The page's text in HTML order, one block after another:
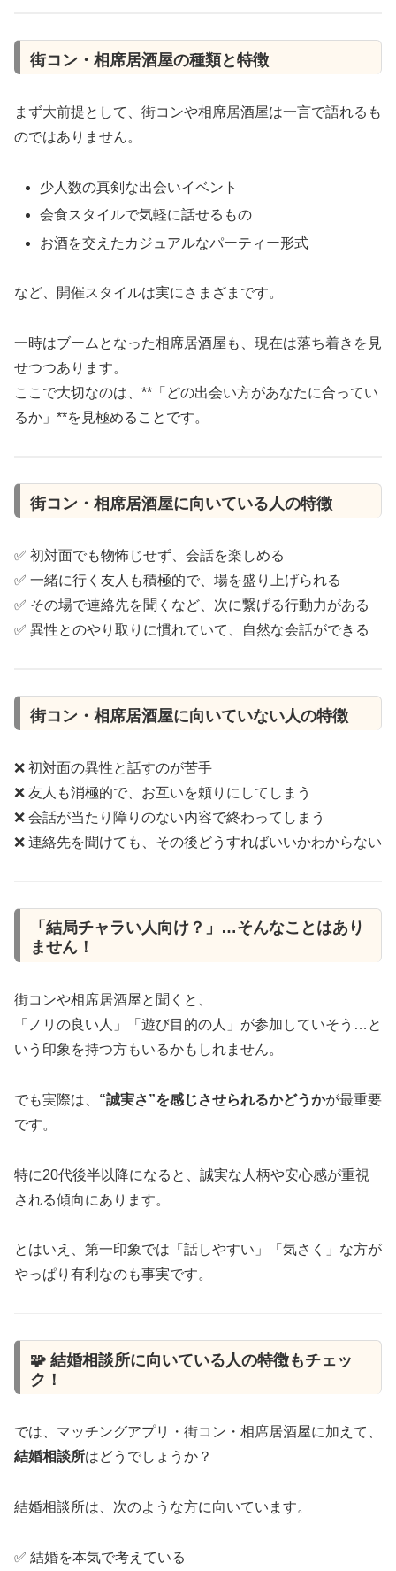
街コン・相席居酒屋の種類と特徴
まず大前提として、街コンや相席居酒屋は一言で語れるも
のではありません。
少人数の真剣な出会いイベント
会食スタイルで気軽に話せるもの
お酒を交えたカジュアルなパーティー形式
など、開催スタイルは実にさまざまです。
一時はブームとなった相席居酒屋も、現在は落ち着きを見
せつつあります。
ここで大切なのは、**「どの出会い方があなたに合ってい
るか」**を見極めることです。
街コン・相席居酒屋に向いている人の特徴
✅ 初対面でも物怖じせず、会話を楽しめる
✅ 一緒に行く友人も積極的で、場を盛り上げられる
✅ その場で連絡先を聞くなど、次に繋げる行動力がある
✅ 異性とのやり取りに慣れていて、自然な会話ができる
街コン・相席居酒屋に向いていない人の特徴
❌ 初対面の異性と話すのが苦手
❌ 友人も消極的で、お互いを頼りにしてしまう
❌ 会話が当たり障りのない内容で終わってしまう
❌ 連絡先を聞けても、その後どうすればいいかわからない
「結局チャラい人向け？」…そんなことはあり
ません！
街コンや相席居酒屋と聞くと、
「ノリの良い人」「遊び目的の人」が参加していそう…と
いう印象を持つ方もいるかもしれません。
でも実際は、 “誠実さ”を感じさせられるかどうかが最重要
です。
特に20代後半以降になると、誠実な人柄や安心感が重視
される傾向にあります。
とはいえ、第一印象では「話しやすい」「気さく」な方が
やっぱり有利なのも事実です。
🧩 結婚相談所に向いている人の特徴もチェッ
ク！
では、マッチングアプリ・街コン・相席居酒屋に加えて、
結婚相談所はどうでしょうか？
結婚相談所は、次のような方に向いています。
✅ 結婚を本気で考えている